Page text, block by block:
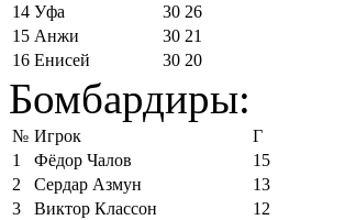
14 Уфа 30 26
15 Анжи 30 21
16 Енисей 30 20
Бомбардиры:
№ Игрок
Г
1
Фёдор Чалов
15
2
Сердар Азмун
13
3
Виктор Классон
12